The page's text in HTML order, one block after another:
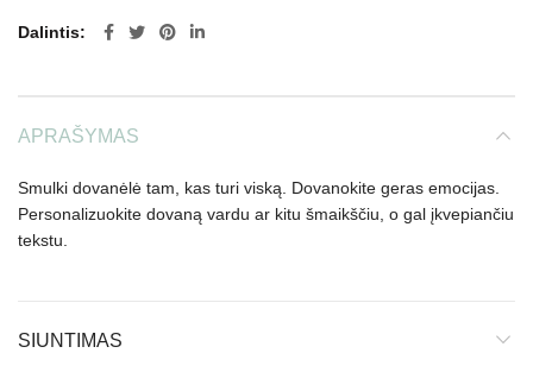
Dalintis
APRAŠYMAS
Smulki dovanėlė tam, kas turi viską. Dovanokite geras emocijas.
Personalizuokite dovaną vardu ar kitu šmaikščiu, o gal įkvepiančiu
tekstu.
SIUNTIMAS